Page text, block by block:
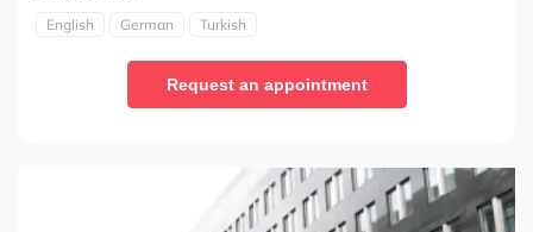
English German Turkish
Request an appointment